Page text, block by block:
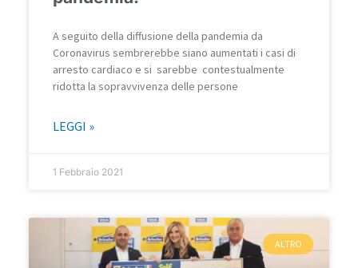
A seguito della diffusione della pandemia da
Coronavirus sembrerebbe siano aumentati i casi di
arresto cardiaco e si sarebbe contestualmente
ridotta la sopravvivenza delle persone
LEGGI »
1 Febbraio 2021
ALTRO